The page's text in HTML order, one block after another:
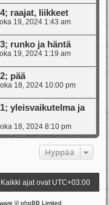
raajat, liikkeet
19, 2024 1:43 am
runko ja häntä
19, 2024 1:19 am
pää
18, 2024 10:00 pm
yleisvaikutelma ja
18, 2024 8:10 pm
Hyppää
Kaikki ajat ovat UTC+03:00
© phpBB Limited